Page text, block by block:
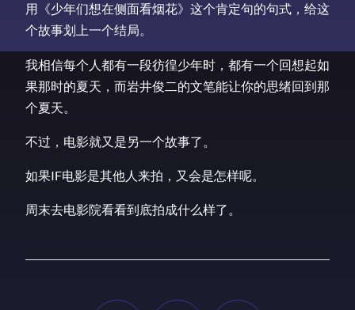
用《少年们想在侧面看烟花》这个肯定句的句式，给这
个故事划上一个结局。
我相信每个人都有一段彷徨少年时，都有一个回想起如
果那时的夏天，而岩井俊二的文笔能让你的思绪回到那
个夏天。
不过，电影就又是另一个故事了。
如果IF电影是其他人来拍，又会是怎样呢。
周末去电影院看看到底拍成什么样了。